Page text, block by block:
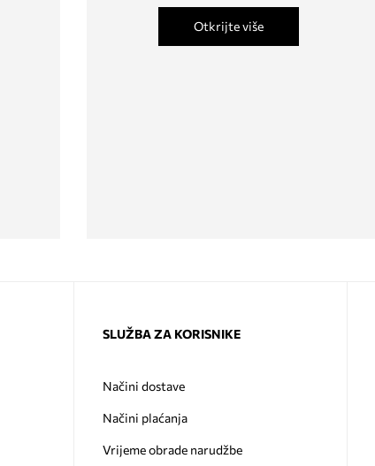
Otkrijte više
SLUŽBA ZA KORISNIKE
Načini dostave
Načini plaćanja
Vrijeme obrade narudžbe